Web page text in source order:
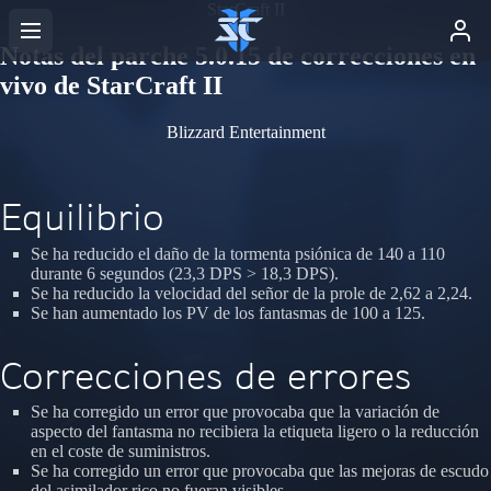
StarCraft II
Notas del parche 5.0.15 de correcciones en
vivo de StarCraft II
Blizzard Entertainment
Equilibrio
Se ha reducido el daño de la tormenta psiónica de 140 a 110
durante 6 segundos (23,3 DPS > 18,3 DPS).
Se ha reducido la velocidad del señor de la prole de 2,62 a 2,24.
Se han aumentado los PV de los fantasmas de 100 a 125.
Correcciones de errores
Se ha corregido un error que provocaba que la variación de
aspecto del fantasma no recibiera la etiqueta ligero o la reducción
en el coste de suministros.
Se ha corregido un error que provocaba que las mejoras de escudo